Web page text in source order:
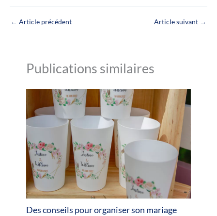
← Article précédent Article suivant →
Publications similaires
Des conseils pour organiser son mariage